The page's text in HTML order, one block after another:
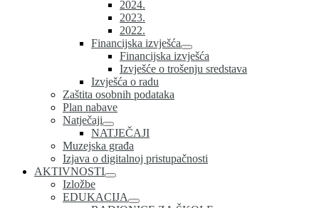
2024.
2023.
2022.
Financijska izvješća
Financijska izvješća
Izvješće o trošenju sredstava
Izvješća o radu
Zaštita osobnih podataka
Plan nabave
Natječaji
NATJEČAJI
Muzejska građa
Izjava o digitalnoj pristupačnosti
AKTIVNOSTI
Izložbe
EDUKACIJA